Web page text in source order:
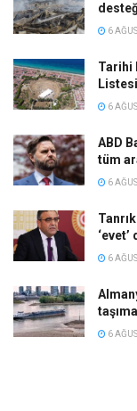
6
Tarihi
6
ABD
tüm
6
6
6